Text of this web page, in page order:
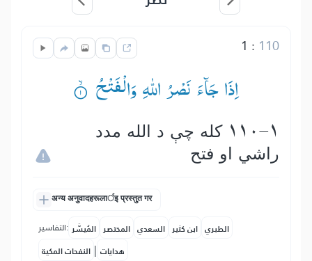
1 : 110
اِذَا جَآءَ نَصْرُ اللّٰهِ وَالْفَتْحُ ۟ۙ
110-1 كله چې د الله مدد
راشي او فتح
अन्य अनुवादहरूलार्इ प्रस्तुत गर
التفاسير: المُيسَّر المختصر السعدي ابن كثير الطبري
النفحات المكية | هدايات